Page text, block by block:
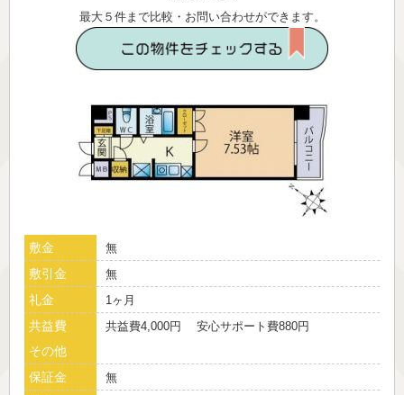
最大５件まで比較・お問い合わせができます。
敷金 無
敷引金 無
礼金 1ヶ月
共益費
その他
共益費4,000円 安心サポート費880円
保証金 無